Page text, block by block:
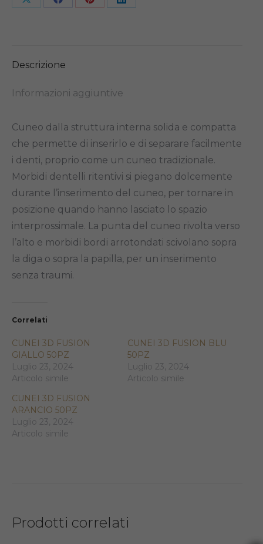
Share
Share Share Share
Descrizione
Informazioni aggiuntive
Cuneo dalla struttura interna solida e compatta
che permette di inserirlo e di separare facilmente
i denti, proprio come un cuneo tradizionale.
Morbidi dentelli ritentivi si piegano dolcemente
durante l’inserimento del cuneo, per tornare in
posizione quando hanno lasciato lo spazio
interprossimale. La punta del cuneo rivolta verso
l’alto e morbidi bordi arrotondati scivolano sopra
la diga o sopra la papilla, per un inserimento
senza traumi.
Correlati
CUNEI 3D FUSION
GIALLO 50PZ
Luglio 23, 2024
Articolo simile
CUNEI 3D FUSION BLU
50PZ
Luglio 23, 2024
Articolo simile
CUNEI 3D FUSION
ARANCIO 50PZ
Luglio 23, 2024
Articolo simile
Prodotti correlati